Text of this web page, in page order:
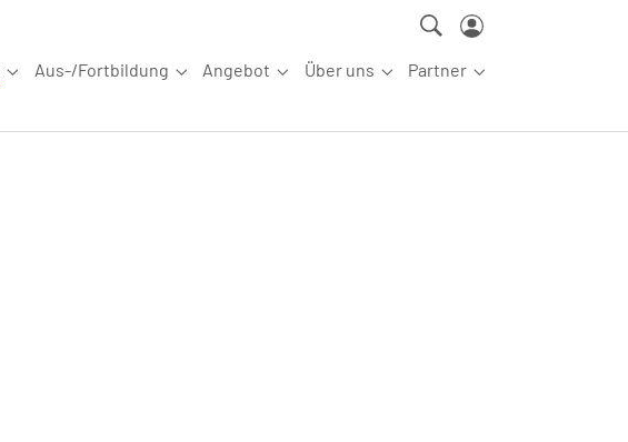
Submenu for "Wettkampfsport"
Aus-/Fortbildung
Submenu for "Aus-/Fortbildung"
Angebot
Submenu for "Angebot"
Über uns
Submenu for "Über uns"
Partner
Submenu for